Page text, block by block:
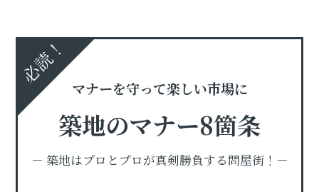
必読！
マナーを守って楽しい市場に
築地のマナー8箇条
－ 築地はプロとプロが真剣勝負する問屋街！－